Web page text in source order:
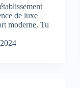
de luxe
moderne. Tu